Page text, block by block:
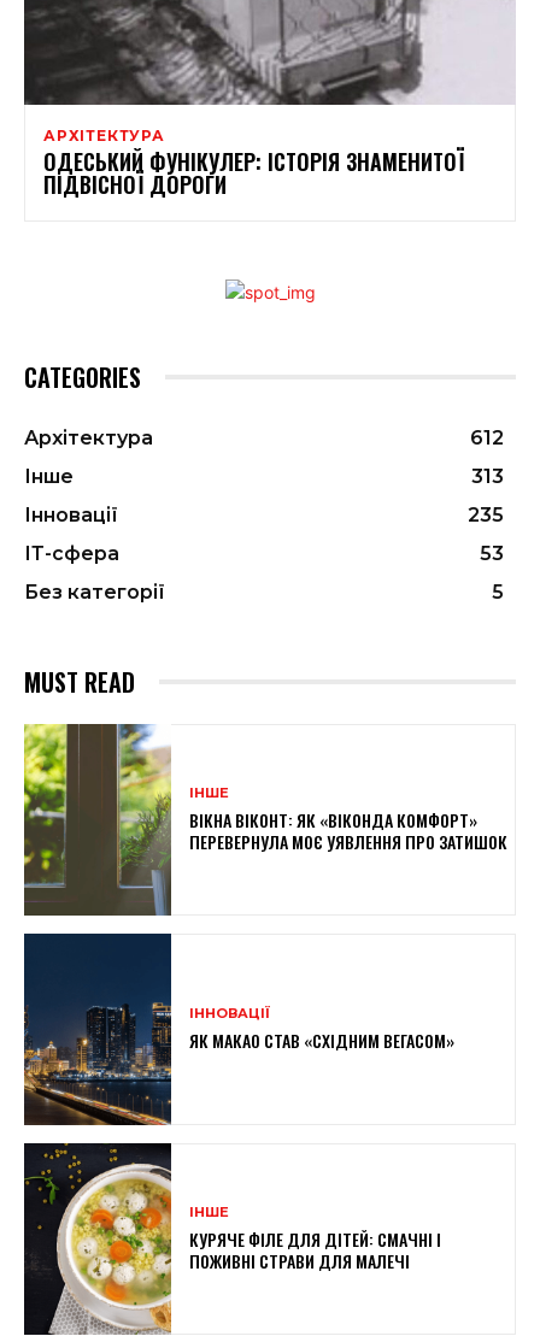
АРХІТЕКТУРА
ОДЕСЬКИЙ ФУНІКУЛЕР: ІСТОРІЯ ЗНАМЕНИТОЇ
ПІДВІСНОЇ ДОРОГИ
CATEGORIES
Архітектура
612
Інше
313
Інновації
235
ІТ-сфера
53
Без категорії
5
MUST READ
ІНШЕ
ВІКНА ВІКОНТ: ЯК «ВІКОНДА КОМФОРТ»
ПЕРЕВЕРНУЛА МОЄ УЯВЛЕННЯ ПРО ЗАТИШОК
ІННОВАЦІЇ
ЯК МАКАО СТАВ «СХІДНИМ ВЕГАСОМ»
ІНШЕ
КУРЯЧЕ ФІЛЕ ДЛЯ ДІТЕЙ: СМАЧНІ І
ПОЖИВНІ СТРАВИ ДЛЯ МАЛЕЧІ